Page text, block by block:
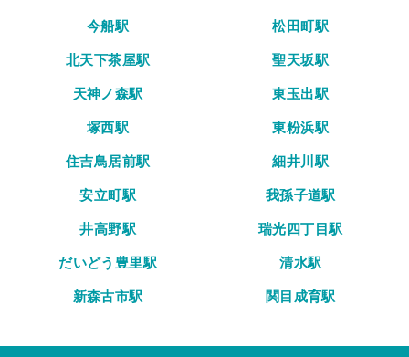
今船駅
松田町駅
北天下茶屋駅
聖天坂駅
天神ノ森駅
東玉出駅
塚西駅
東粉浜駅
住吉鳥居前駅
細井川駅
安立町駅
我孫子道駅
井高野駅
瑞光四丁目駅
だいどう豊里駅
清水駅
新森古市駅
関目成育駅